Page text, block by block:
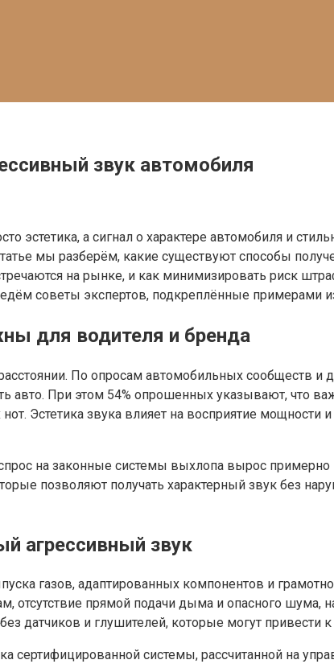
звук автомобиля
а сигнал о характере автомобиля и
мы разберём, какие существуют способы
на рынке, и как минимизировать риск
советы экспертов, подкреплённые примерами
для водителя и бренда
По опросам автомобильных сообществ и
авто. При этом 54% опрошенных указывают, что
Эстетика звука влияет на восприятие
на законные системы выхлопа вырос
позволяют получать характерный звук без
агрессивный звук
газов, адаптированных компонентов и
отсутствие прямой подачи дыма и опасного шума,
и глушителей, которые могут привести
сертифицированной системы, рассчитанной на